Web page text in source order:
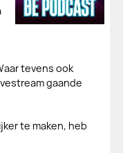
tevens ook
gaande
te maken, heb